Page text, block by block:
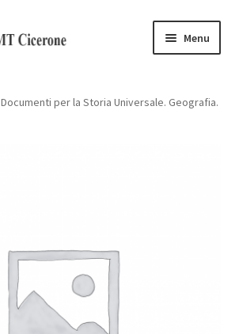
Menu
Documenti per la Storia Universale. Geografia.